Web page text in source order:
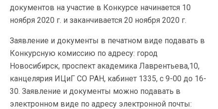
документов на участие в Конкурсе начинается 10
ноября 2020 г. и заканчивается 20 ноября 2020 г.
Заявление и документы в печатном виде подавать в
Конкурсную комиссию по адресу: город
Новосибирск, проспект академика Лаврентьева,10,
канцелярия ИЦиГ СО РАН, кабинет 1335, с 9-00 до 16-
30. Заявление и документы можно подавать в
электронном виде по адресу электронной почты: